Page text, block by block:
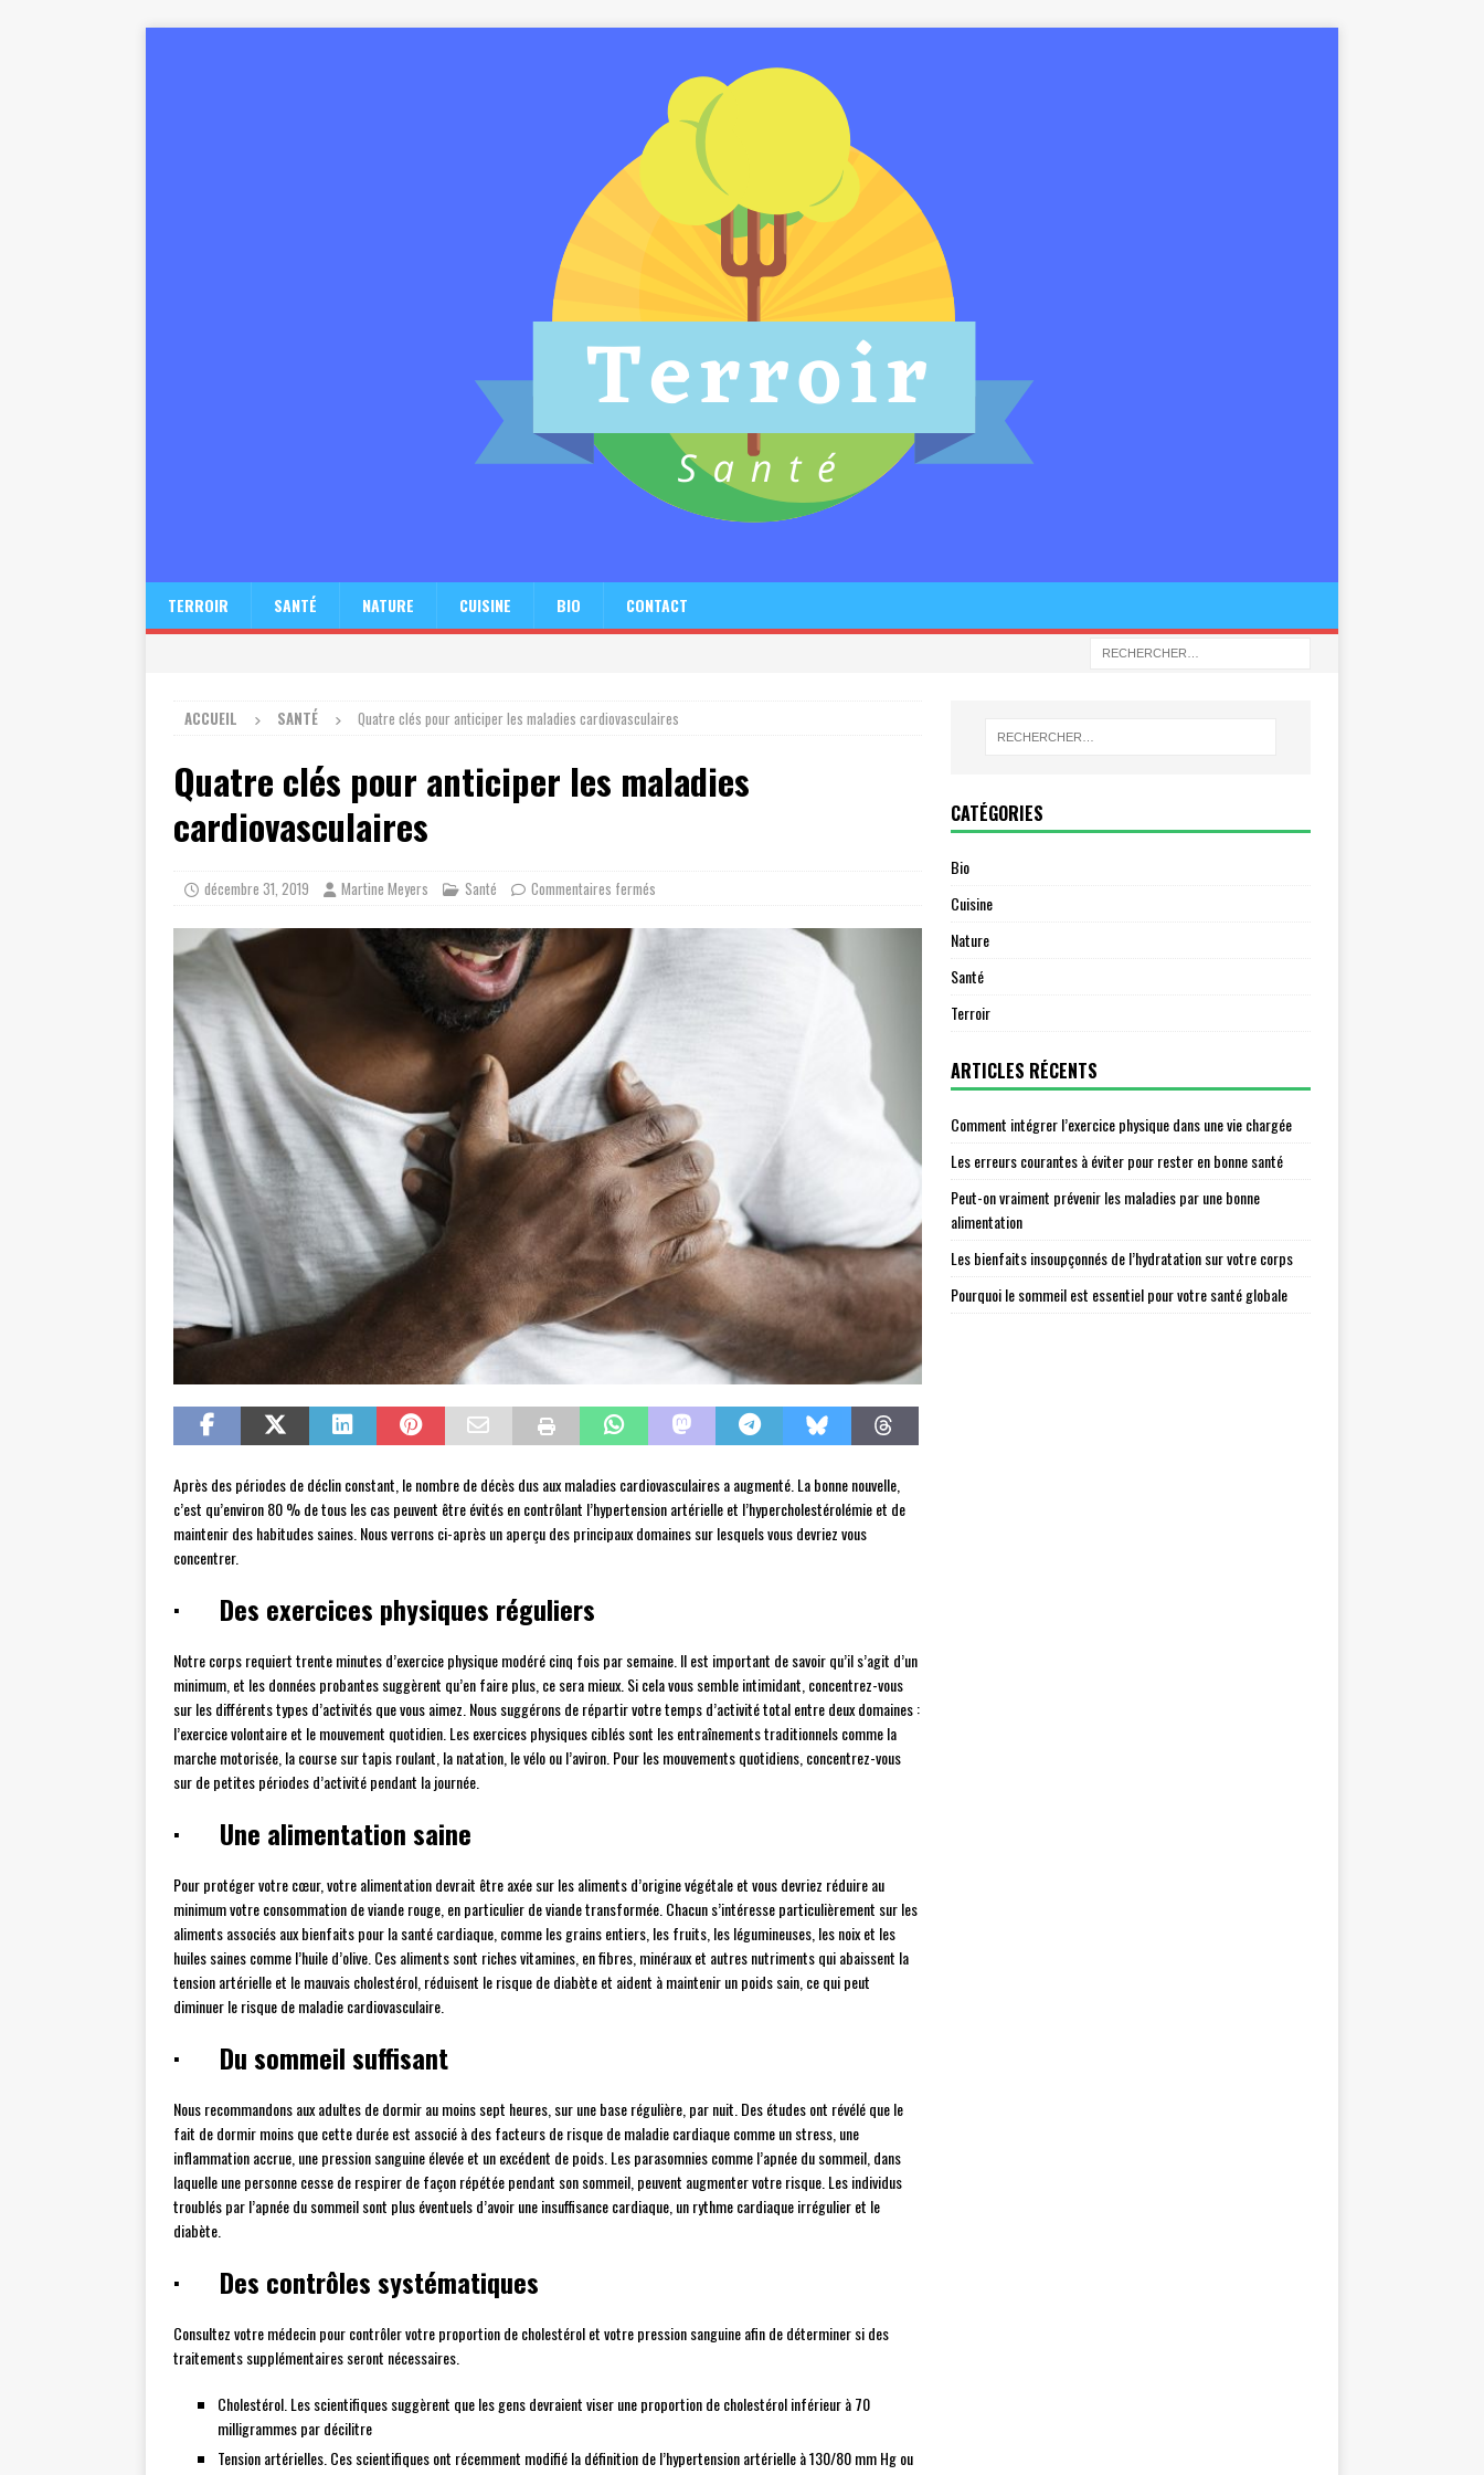
TERROIR SANTÉ NATURE CUISINE BIO CONTACT
ACCUEIL SANTÉ Quatre clés pour anticiper les maladies cardiovasculaires
Quatre clés pour anticiper les maladies
cardiovasculaires
décembre 31, 2019 Martine Meyers Santé Commentaires fermés
Après des périodes de déclin constant, le nombre de décès dus aux maladies cardiovasculaires a augmenté. La bonne nouvelle,
c’est qu’environ 80 % de tous les cas peuvent être évités en contrôlant l’hypertension artérielle et l’hypercholestérolémie et de
maintenir des habitudes saines. Nous verrons ci-après un aperçu des principaux domaines sur lesquels vous devriez vous
concentrer.
· Des exercices physiques réguliers
Notre corps requiert trente minutes d’exercice physique modéré cinq fois par semaine. Il est important de savoir qu’il s’agit d’un
minimum, et les données probantes suggèrent qu’en faire plus, ce sera mieux. Si cela vous semble intimidant, concentrez-vous
sur les différents types d’activités que vous aimez. Nous suggérons de répartir votre temps d’activité total entre deux domaines :
l’exercice volontaire et le mouvement quotidien. Les exercices physiques ciblés sont les entraînements traditionnels comme la
marche motorisée, la course sur tapis roulant, la natation, le vélo ou l’aviron. Pour les mouvements quotidiens, concentrez-vous
sur de petites périodes d’activité pendant la journée.
· Une alimentation saine
Pour protéger votre cœur, votre alimentation devrait être axée sur les aliments d’origine végétale et vous devriez réduire au
minimum votre consommation de viande rouge, en particulier de viande transformée. Chacun s’intéresse particulièrement sur les
aliments associés aux bienfaits pour la santé cardiaque, comme les grains entiers, les fruits, les légumineuses, les noix et les
huiles saines comme l’huile d’olive. Ces aliments sont riches vitamines, en fibres, minéraux et autres nutriments qui abaissent la
tension artérielle et le mauvais cholestérol, réduisent le risque de diabète et aident à maintenir un poids sain, ce qui peut
diminuer le risque de maladie cardiovasculaire.
· Du sommeil suffisant
Nous recommandons aux adultes de dormir au moins sept heures, sur une base régulière, par nuit. Des études ont révélé que le
fait de dormir moins que cette durée est associé à des facteurs de risque de maladie cardiaque comme un stress, une
inflammation accrue, une pression sanguine élevée et un excédent de poids. Les parasomnies comme l’apnée du sommeil, dans
laquelle une personne cesse de respirer de façon répétée pendant son sommeil, peuvent augmenter votre risque. Les individus
troublés par l’apnée du sommeil sont plus éventuels d’avoir une insuffisance cardiaque, un rythme cardiaque irrégulier et le
diabète.
· Des contrôles systématiques
Consultez votre médecin pour contrôler votre proportion de cholestérol et votre pression sanguine afin de déterminer si des
traitements supplémentaires seront nécessaires.
Cholestérol. Les scientifiques suggèrent que les gens devraient viser une proportion de cholestérol inférieur à 70
milligrammes par décilitre
Tension artérielles. Ces scientifiques ont récemment modifié la définition de l’hypertension artérielle à 130/80 mm Hg ou
CATÉGORIES
Bio
Cuisine
Nature
Santé
Terroir
ARTICLES RÉCENTS
Comment intégrer l’exercice physique dans une vie chargée
Les erreurs courantes à éviter pour rester en bonne santé
Peut-on vraiment prévenir les maladies par une bonne
alimentation
Les bienfaits insoupçonnés de l’hydratation sur votre corps
Pourquoi le sommeil est essentiel pour votre santé globale